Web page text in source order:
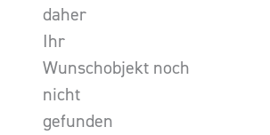
daher
Ihr
Wunschobjekt noch
nicht
gefunden